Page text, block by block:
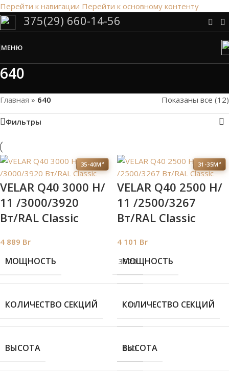
Перейти к навигации Перейти к основному контенту
Сэкономим Ваше время на подбор
Рассчитаем мощность | Предложим от 3х вариантов | В
наличии и под заказ
375(29) 660-14-56
МЕНЮ
640
Главная » 640 Показаны все (12)
Фильтры
35-40М²
VELAR Q40 3000 H/
11 /3000/3920
Вт/RAL Classic
4 889 Br
МОЩНОСТЬ 3920
КОЛИЧЕСТВО СЕКЦИЙ 11
ВЫСОТА 640
31-35М²
VELAR Q40 2500 H/
11 /2500/3267
Вт/RAL Classic
4 101 Br
МОЩНОСТЬ
КОЛИЧЕСТВО СЕКЦИЙ
ВЫСОТА